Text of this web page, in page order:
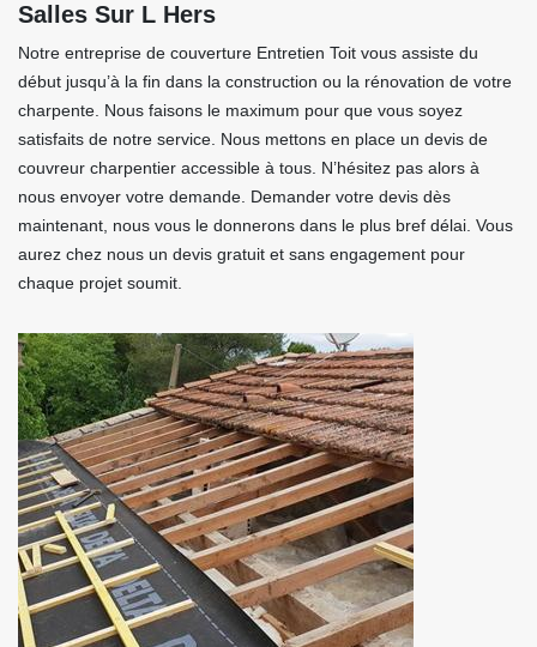
Salles Sur L Hers
Notre entreprise de couverture Entretien Toit vous assiste du
début jusqu’à la fin dans la construction ou la rénovation de votre
charpente. Nous faisons le maximum pour que vous soyez
satisfaits de notre service. Nous mettons en place un devis de
couvreur charpentier accessible à tous. N’hésitez pas alors à
nous envoyer votre demande. Demander votre devis dès
maintenant, nous vous le donnerons dans le plus bref délai. Vous
aurez chez nous un devis gratuit et sans engagement pour
chaque projet soumit.